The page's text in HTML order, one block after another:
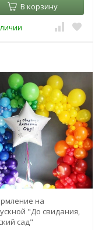
В корзину
на
"До свидания,
сад"